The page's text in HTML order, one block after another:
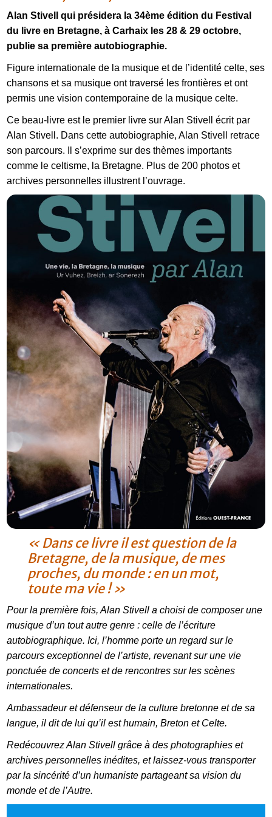
Alan Stivell qui présidera la 34ème édition du Festival
du livre en Bretagne, à Carhaix les 28 & 29 octobre,
publie sa première autobiographie.
Figure internationale de la musique et de l’identité celte, ses
chansons et sa musique ont traversé les frontières et ont
permis une vision contemporaine de la musique celte.
Ce beau-livre est le premier livre sur Alan Stivell écrit par
Alan Stivell. Dans cette autobiographie, Alan Stivell retrace
son parcours. Il s’exprime sur des thèmes importants
comme le celtisme, la Bretagne. Plus de 200 photos et
archives personnelles illustrent l’ouvrage.
« Dans ce livre il est question de la
Bretagne, de la musique, de mes
proches, du monde : en un mot,
toute ma vie ! »
Pour la première fois, Alan Stivell a choisi de composer une
musique d’un tout autre genre : celle de l’écriture
autobiographique. Ici, l’homme porte un regard sur le
parcours exceptionnel de l’artiste, revenant sur une vie
ponctuée de concerts et de rencontres sur les scènes
internationales.
Ambassadeur et défenseur de la culture bretonne et de sa
langue, il dit de lui qu’il est humain, Breton et Celte.
Redécouvrez Alan Stivell grâce à des photographies et
archives personnelles inédites, et laissez-vous transporter
par la sincérité d’un humaniste partageant sa vision du
monde et de l’Autre.